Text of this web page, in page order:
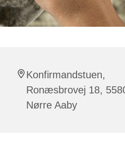
Konfirmandstuen,
Ronæsbrovej 18,
Nørre Aaby